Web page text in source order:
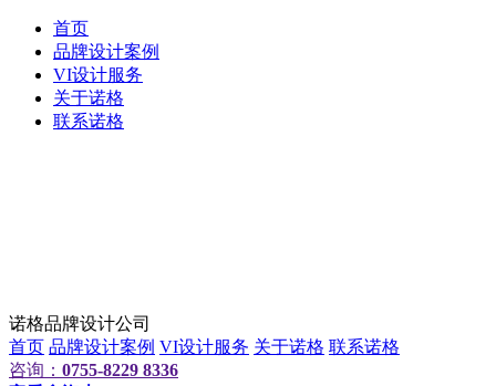
首页
品牌设计案例
VI设计服务
关于诺格
联系诺格
诺格品牌设计公司
首页 品牌设计案例 VI设计服务 关于诺格 联系诺格
咨询： 0755-8229 8336